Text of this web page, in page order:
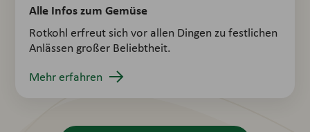
Alle Infos zum Gemüse
Rotkohl erfreut sich vor allen Dingen zu festlichen
Anlässen großer Beliebtheit.
Mehr erfahren